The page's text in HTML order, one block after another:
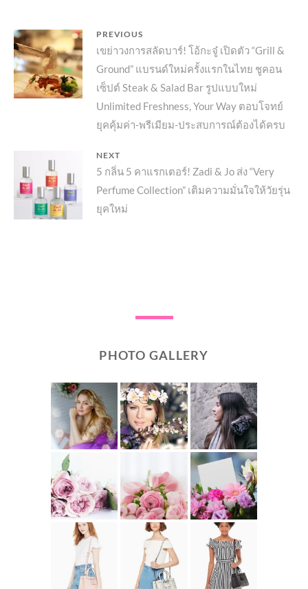
แนะแนว
เรื่อง
PREVIOUS
Previous
post:
เขย่าวงการสลัดบาร์! โอ้กะจู๋ เปิดตัว “Grill &
Ground” แบรนด์ใหม่ครั้งแรกในไทย ชูคอน
เซ็ปต์ Steak & Salad Bar รูปแบบใหม่
Unlimited Freshness, Your Way ตอบโจทย์
ยุคคุ้มค่า-พรีเมียม-ประสบการณ์ต้องได้ครบ
NEXT
Next
post:
5 กลิ่น 5 คาแรกเตอร์! Zadi & Jo ส่ง “Very
Perfume Collection” เติมความมั่นใจให้วัยรุ่น
ยุคใหม่
PHOTO GALLERY